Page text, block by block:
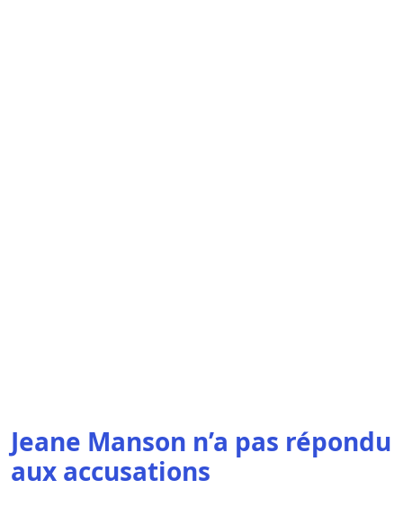
Jeane Manson n’a pas répondu
aux accusations